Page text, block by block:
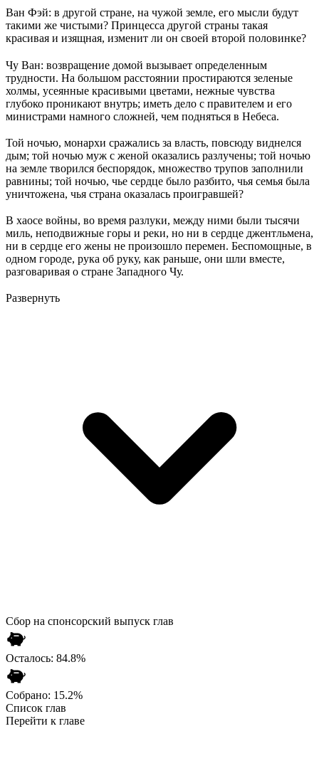
Ван Фэй: в другой стране, на чужой земле, его мысли будут
такими же чистыми? Принцесса другой страны такая
красивая и изящная, изменит ли он своей второй половинке?
Чу Ван: возвращение домой вызывает определенным
трудности. На большом расстоянии простираются зеленые
холмы, усеянные красивыми цветами, нежные чувства
глубоко проникают внутрь; иметь дело с правителем и его
министрами намного сложней, чем подняться в Небеса.
Той ночью, монархи сражались за власть, повсюду виднелся
дым; той ночью муж с женой оказались разлучены; той ночью
на земле творился беспорядок, множество трупов заполнили
равнины; той ночью, чье сердце было разбито, чья семья была
уничтожена, чья страна оказалась проигравшей?
В хаосе войны, во время разлуки, между ними были тысячи
миль, неподвижные горы и реки, но ни в сердце джентльмена,
ни в сердце его жены не произошло перемен. Беспомощные, в
одном городе, рука об руку, как раньше, они шли вместе,
разговаривая о стране Западного Чу.
Развернуть
Сбор на спонсорский выпуск глав
Осталось: 84.8%
Собрано: 15.2%
Список глав
Перейти к главе